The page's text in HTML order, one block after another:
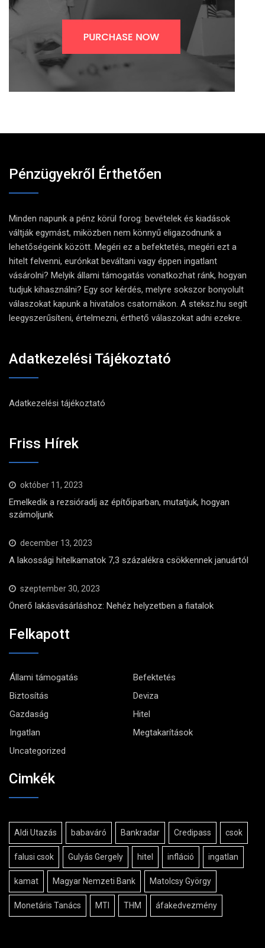
Pénzügyekről Érthetően
Minden napunk a pénz körül forog: bevételek és kiadások
váltják egymást, miközben nem könnyű eligazodnunk a
lehetőségeink között. Megéri ez a befektetés, megéri ezt a
hitelt felvenni, eurónkat beváltani vagy éppen ingatlant
vásárolni? Melyik állami támogatás vonatkozhat ránk, hogyan
tudjuk kihasználni? Egy sor kérdés, melyre sokszor bonyolult
válaszokat kapunk a hivatalos csatornákon. A steksz.hu segít
leegyszerűsíteni, értelmezni, érthető válaszokat adni ezekre.
Adatkezelési Tájékoztató
Adatkezelési tájékoztató
Friss Hírek
október 11, 2023
Emelkedik a rezsióradíj az építőiparban, mutatjuk, hogyan
számoljunk
december 13, 2023
A lakossági hitelkamatok 7,3 százalékra csökkennek januártól
szeptember 30, 2023
Önerő lakásvásárláshoz: Nehéz helyzetben a fiatalok
Felkapott
Állami támogatás
Befektetés
Biztosítás
Deviza
Gazdaság
Hitel
Ingatlan
Megtakarítások
Uncategorized
Cimkék
Aldi Utazás babaváró Bankradar Credipass csok
falusi csok Gulyás Gergely hitel infláció ingatlan
kamat Magyar Nemzeti Bank Matolcsy György
Monetáris Tanács MTI THM áfakedvezmény